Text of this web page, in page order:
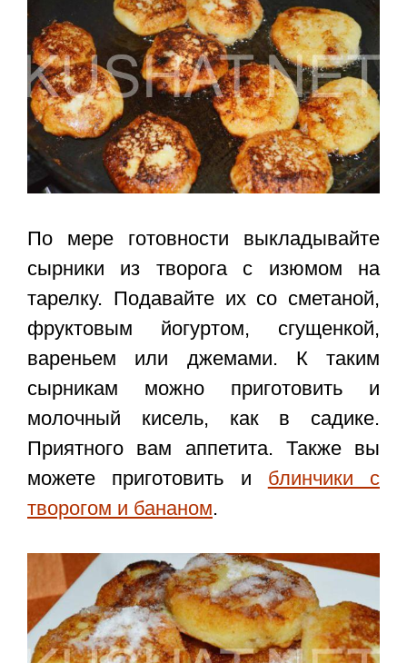
По мере готовности выкладывайте
сырники из творога с изюмом на
тарелку. Подавайте их со сметаной,
фруктовым йогуртом, сгущенкой,
вареньем или джемами. К таким
сырникам можно приготовить и
молочный кисель, как в садике.
Приятного вам аппетита. Также вы
можете приготовить и блинчики с
творогом и бананом.